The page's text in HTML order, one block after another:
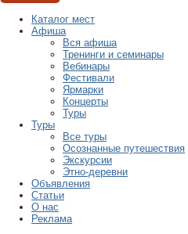
Каталог мест
Афиша
Вся афиша
Тренинги и семинары
Вебинары
Фестивали
Ярмарки
Концерты
Туры
Туры
Все туры
Осознанные путешествия
Экскурсии
Этно-деревни
Объявления
Статьи
О нас
Реклама